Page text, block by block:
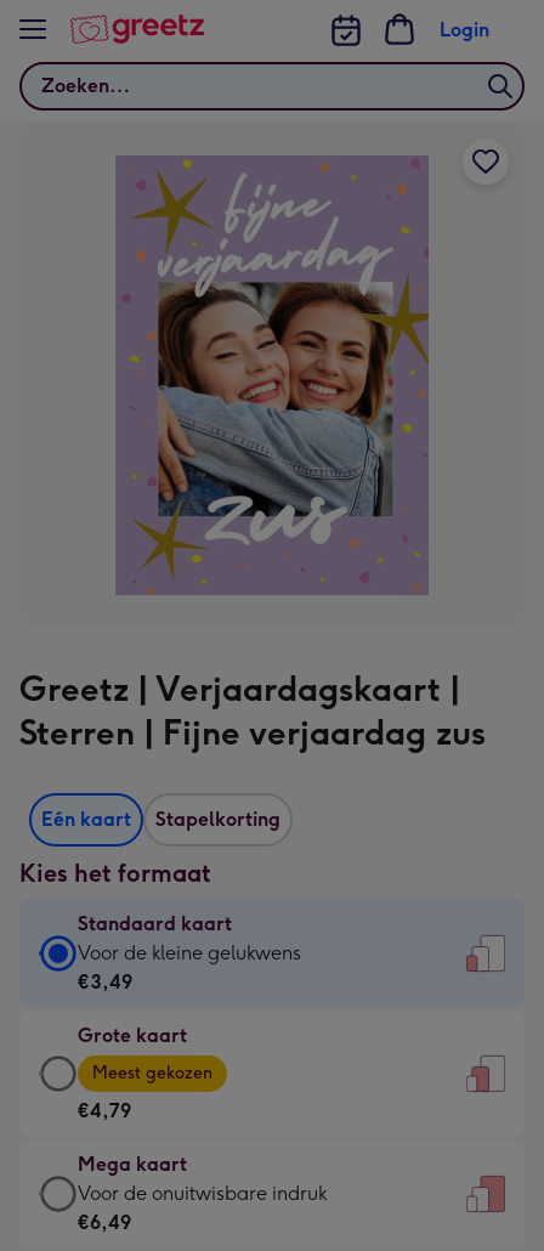
Bekijk meer
Zoeken
Login
Greetz | Verjaardagskaart |
Sterren | Fijne verjaardag zus
Eén kaart Stapelkorting
Kies het formaat
Standaard kaart
Standaard
kaart
€3,49
-
Voor
kleine
gelukwens
-
Voor de kleine gelukwens
€3,49
Grote kaart
Grote
kaart
-
€4,79
-
Meest
gekozen
Meest gekozen
€4,79
Mega kaart
Mega
kaart
Voor de onuitwisbare indruk
€6,49